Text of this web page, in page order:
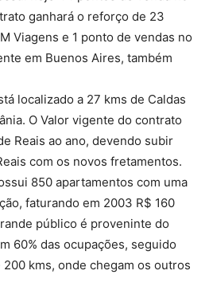
ganhará o reforço de 23
Viagens e 1 ponto de vendas no
em Buenos Aires, também
localizado a 27 kms de Caldas
O Valor vigente do contrato
Reais ao ano, devendo subir
com os novos fretamentos.
850 apartamentos com uma
faturando em 2003 R$ 160
público é proveninte do
60% das ocupações, seguido
kms, onde chegam os outros